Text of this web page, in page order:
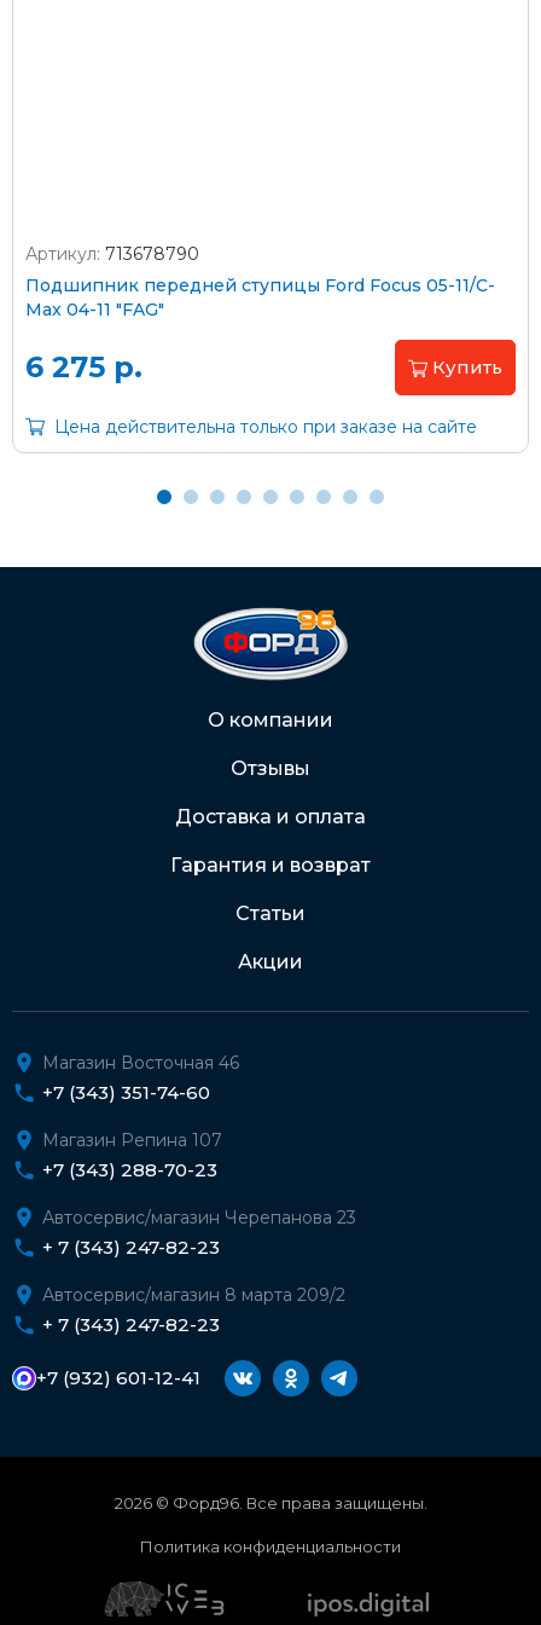
Оплата наличными
Пластиковыми картами
На карту Сбербанка:
2202 2032 0805 1187
Артикул: 713678790
Подшипник передней ступицы Ford Focus 05-11/C-
Max 04-11 "FAG"
Цена действительна только при заказе на сайте
6 275 р. Купить
О компании
Отзывы
Доставка и оплата
Гарантия и возврат
Статьи
Акции
Магазин Восточная 46
+7 (343) 351-74-60
Магазин Репина 107
+7 (343) 288-70-23
Автосервис/магазин Черепанова 23
+ 7 (343) 247-82-23
Автосервис/магазин 8 марта 209/2
+ 7 (343) 247-82-23
+7 (932) 601-12-41
2026 © Форд96. Все права защищены.
Политика конфиденциальности